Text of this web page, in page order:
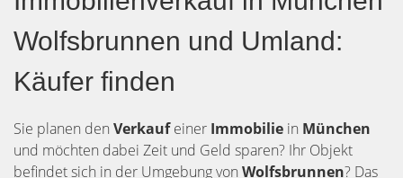
Wolfsbrunnen und Umland:
Käufer finden
Sie planen den Verkaufeiner Immobilie in München
und möchten dabei Zeit und Geld sparen? Ihr Objekt
befindet sich in der Umgebung von Wolfsbrunnen? Das